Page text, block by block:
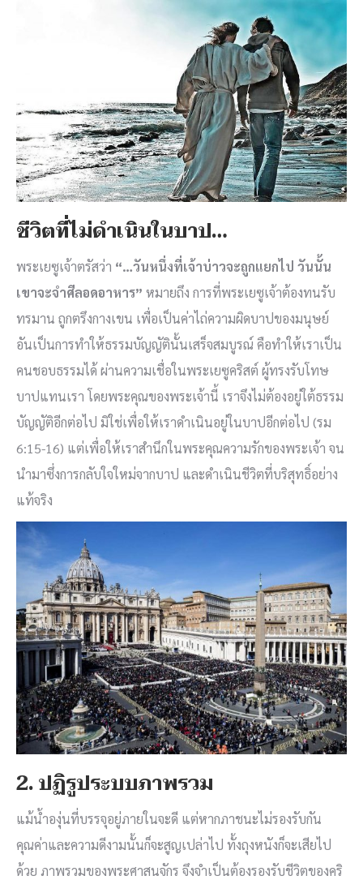
ชีวิตที่ไม่ดำเนินในบาป…
พระเยซูเจ้าตรัสว่า “…วันหนึ่งที่เจ้าบ่าวจะถูกแยกไป วันนั้น
เขาจะจำศีลอดอาหาร” หมายถึง การที่พระเยซูเจ้าต้องทนรับ
ทรมาน ถูกตรึงกางเขน เพื่อเป็นค่าไถ่ความผิดบาปของมนุษย์
อันเป็นการทำให้ธรรมบัญญัตินั้นเสร็จสมบูรณ์ คือทำให้เราเป็น
คนชอบธรรมได้ ผ่านความเชื่อในพระเยซูคริสต์ ผู้ทรงรับโทษ
บาปแทนเรา โดยพระคุณของพระเจ้านี้ เราจึงไม่ต้องอยู่ใต้ธรรม
บัญญัติอีกต่อไป มิใช่เพื่อให้เราดำเนินอยู่ในบาปอีกต่อไป (รม
6:15-16) แต่เพื่อให้เราสำนึกในพระคุณความรักของพระเจ้า จน
นำมาซึ่งการกลับใจใหม่จากบาป และดำเนินชีวิตที่บริสุทธิ์อย่าง
แท้จริง
2. ปฏิรูประบบภาพรวม
แม้น้ำองุ่นที่บรรจุอยู่ภายในจะดี แต่หากภาชนะไม่รองรับกัน
คุณค่าและความดีงามนั้นก็จะสูญเปล่าไป ทั้งถุงหนังก็จะเสียไป
ด้วย ภาพรวมของพระศาสนจักร จึงจำเป็นต้องรองรับชีวิตของคริ